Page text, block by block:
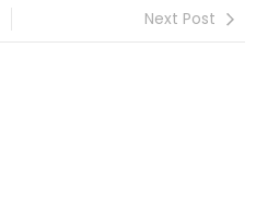
Next Post